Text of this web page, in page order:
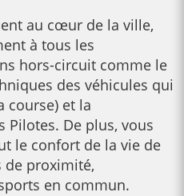
au cœur de la ville,
à tous les
hors-circuit comme le
des véhicules qui
course) et la
Pilotes. De plus, vous
le confort de la vie de
de proximité,
en commun.